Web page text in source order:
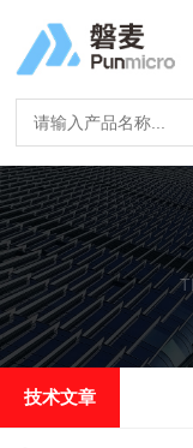
技术文章